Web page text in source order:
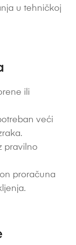
u tehničkoj
ili
veći
pravilno
proračuna